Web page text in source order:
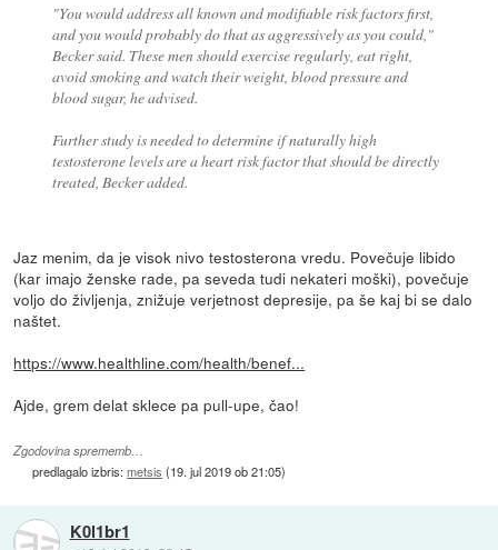
"You would address all known and modifiable risk factors first,
and you would probably do that as aggressively as you could,"
Becker said. These men should exercise regularly, eat right,
avoid smoking and watch their weight, blood pressure and
blood sugar, he advised.
Further study is needed to determine if naturally high
testosterone levels are a heart risk factor that should be directly
treated, Becker added.
Jaz menim, da je visok nivo testosterona vredu. Povečuje libido
(kar imajo ženske rade, pa seveda tudi nekateri moški), povečuje
voljo do življenja, znižuje verjetnost depresije, pa še kaj bi se dalo
naštet.
https://www.healthline.com/health/benef...
Ajde, grem delat sklece pa pull-upe, čao!
Zgodovina sprememb…
predlagalo izbris:metsis (19. jul 2019 ob 21:05)
K0l1br1